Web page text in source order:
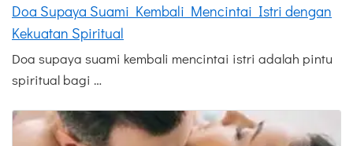
Doa Supaya Suami Kembali Mencintai Istri dengan
Kekuatan Spiritual
Doa supaya suami kembali mencintai istri adalah pintu
spiritual bagi …